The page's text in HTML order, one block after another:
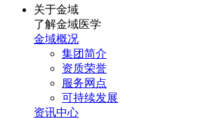
关于金域
了解金域医学
金域概况
集团简介
资质荣誉
服务网点
可持续发展
资讯中心